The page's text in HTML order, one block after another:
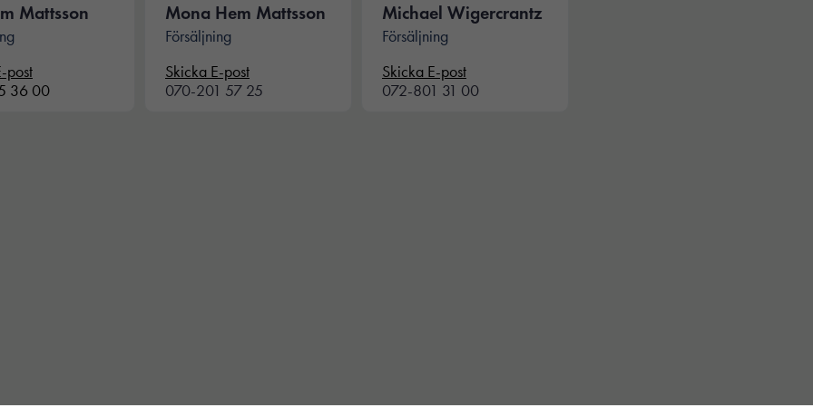
Mattsson
post
36 00
Mona Hem Mattsson
Försäljning
Skicka E-post
070-201 57 25
Michael Wigercrantz
Försäljning
Skicka E-post
072-801 31 00